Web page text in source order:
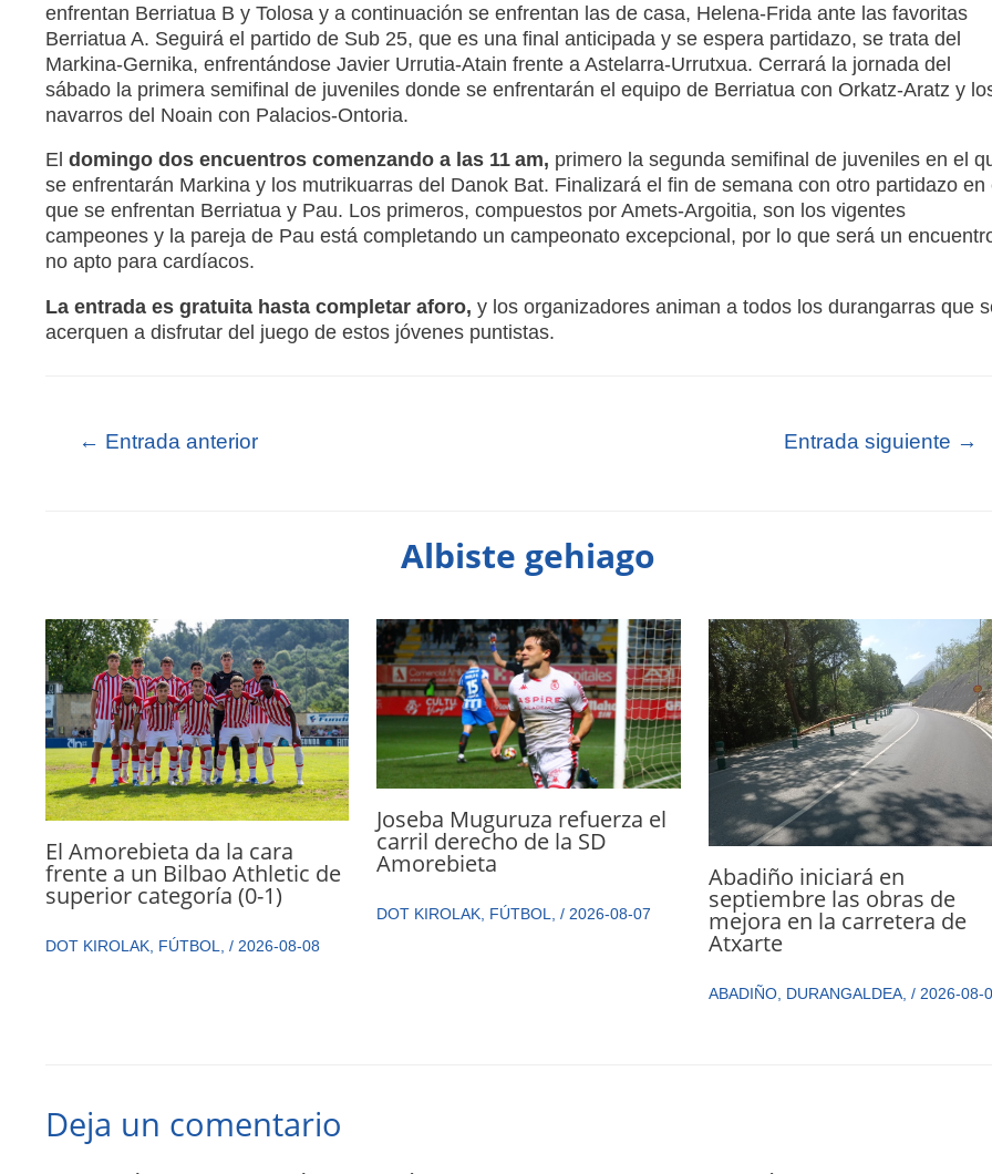
enfrentan Berriatua B y Tolosa y a continuación se enfrentan las de casa, Helena-Frida ante las favoritas
Berriatua A. Seguirá el partido de Sub 25, que es una final anticipada y se espera partidazo, se trata del
Markina-Gernika, enfrentándose Javier Urrutia-Atain frente a Astelarra-Urrutxua. Cerrará la jornada del
sábado la primera semifinal de juveniles donde se enfrentarán el equipo de Berriatua con Orkatz-Aratz y
navarros del Noain con Palacios-Ontoria.
El domingo dos encuentros comenzando a las 11 am, primero la segunda semifinal de juveniles en el
se enfrentarán Markina y los mutrikuarras del Danok Bat. Finalizará el fin de semana con otro partidazo en
que se enfrentan Berriatua y Pau. Los primeros, compuestos por Amets-Argoitia, son los vigentes
campeones y la pareja de Pau está completando un campeonato excepcional, por lo que será un
no apto para cardíacos.
La entrada es gratuita hasta completar aforo, y los organizadores animan a todos los durangarras que
acerquen a disfrutar del juego de estos jóvenes puntistas.
← Entrada anterior Entrada siguiente →
Albiste gehiago
El Amorebieta da la cara
frente a un Bilbao Athletic de
superior categoría (0-1)
DOT KIROLAK, FÚTBOL / 2026-08-08
Joseba Muguruza refuerza el
carril derecho de la SD
Amorebieta
DOT KIROLAK, FÚTBOL,/2026-08-07
Abadiño iniciará en
septiembre las obras de
mejora en la carretera de
Atxarte
ABADIÑO, DURANGALDEA, / 2026-08-
Deja un comentario